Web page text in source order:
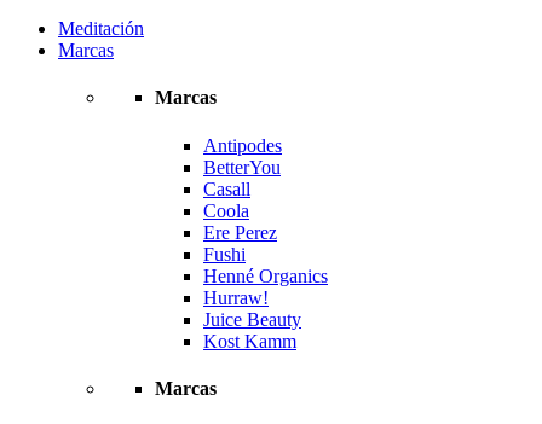
Meditación
Marcas
Marcas
Antipodes
BetterYou
Casall
Coola
Ere Perez
Fushi
Henné Organics
Hurraw!
Juice Beauty
Kost Kamm
Marcas